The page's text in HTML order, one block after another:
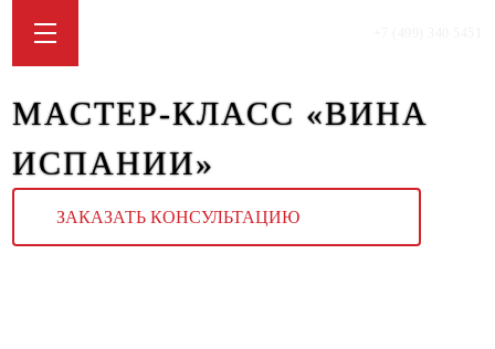
МАСТЕР-КЛАСС «ВИНА
ИСПАНИИ»
ЗАКАЗАТЬ КОНСУЛЬТАЦИЮ